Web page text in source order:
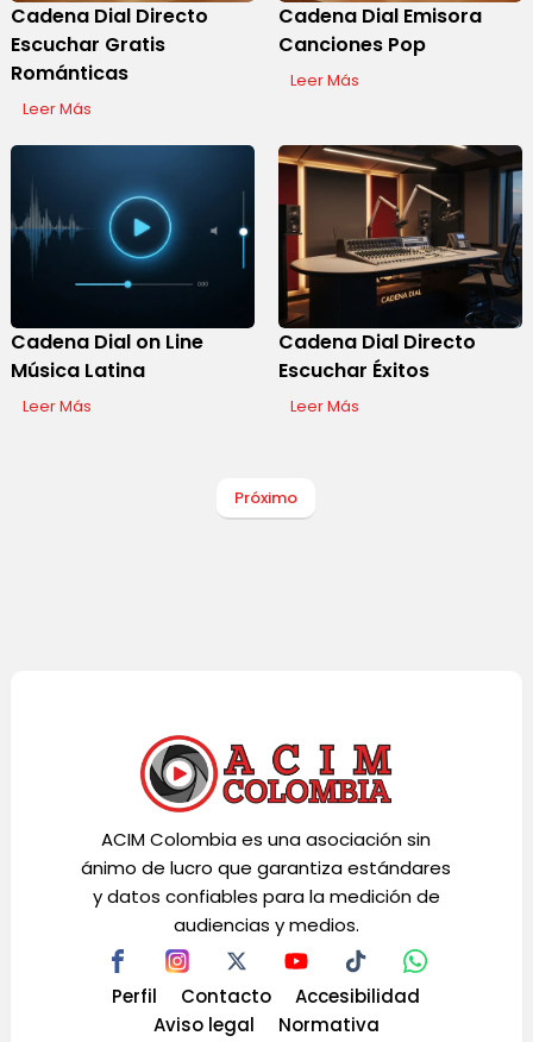
Cadena Dial Directo
Escuchar Gratis
Románticas
Leer Más
Cadena Dial Emisora
Canciones Pop
Leer Más
Cadena Dial on Line
Música Latina
Leer Más
Cadena Dial Directo
Escuchar Éxitos
Leer Más
Próximo
ACIM Colombia es una asociación sin
ánimo de lucro que garantiza estándares
y datos confiables para la medición de
audiencias y medios.
Perfil Contacto
Accesibilidad
Aviso legal
Normativa